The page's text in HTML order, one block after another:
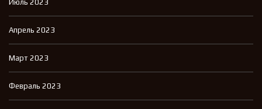
Июль 2023
Апрель 2023
Март 2023
Февраль 2023